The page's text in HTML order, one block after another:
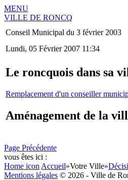
MENU
VILLE DE RONCQ
Conseil Municipal du 3 février 2003
Lundi, 05 Février 2007 11:34
Le roncquois dans sa
Remplacement d'un conseiller
Aménagement de la
Page Précédente
vous êtes ici :
Home icon Accueil»Votre Ville»
Mentions légales © 2026 - Ville de